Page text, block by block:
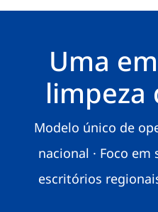
Uma
limpeza
Modelo único de
nacional · Foco em
escritórios